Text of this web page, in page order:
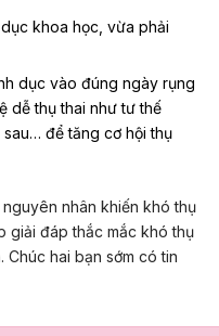
khoa học, vừa phải
dục vào đúng ngày rụng
dễ thụ thai nhưtư thế
sau… để tăng cơ hội thụ
nhân khiến khó thụ
giải đáp thắc mắc khó thụ
Chúc hai bạn sớm có tin